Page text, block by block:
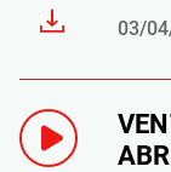
03/